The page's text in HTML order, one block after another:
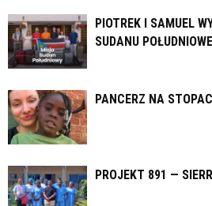
PIOTREK I SAMUEL
SUDANU
PANCERZ NA
PROJEKT 891 —